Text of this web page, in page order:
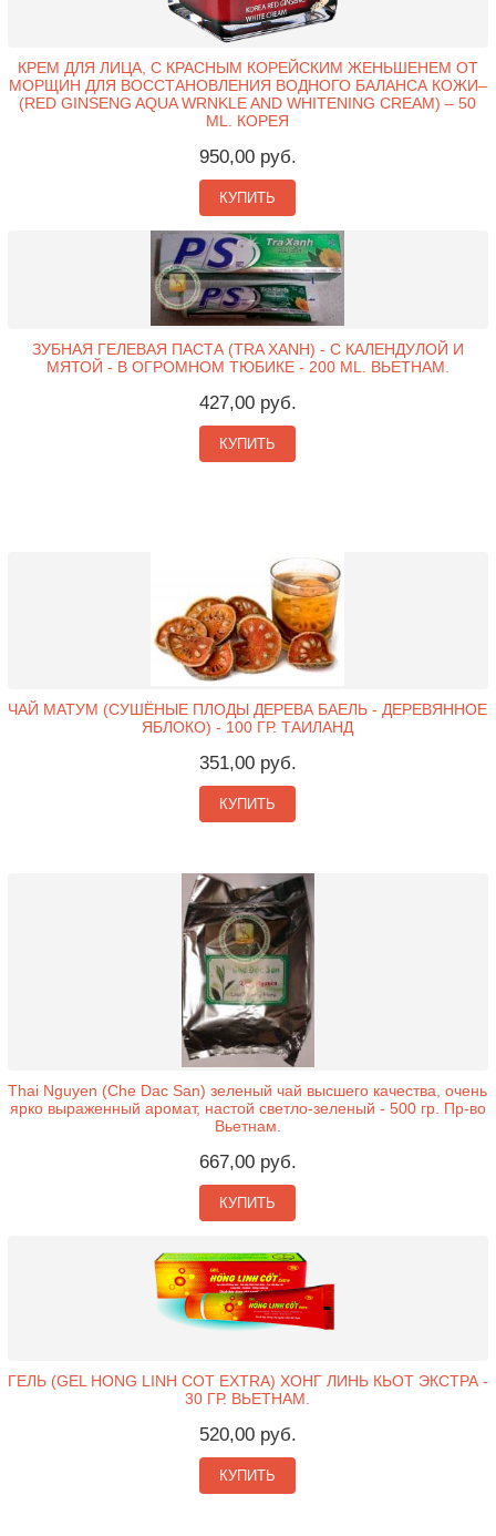
КРЕМ ДЛЯ ЛИЦА, С КРАСНЫМ КОРЕЙСКИМ ЖЕНЬШЕНЕМ ОТ
МОРЩИН ДЛЯ ВОССТАНОВЛЕНИЯ ВОДНОГО БАЛАНСА КОЖИ–
(RED GINSENG AQUA WRNKLE AND WHITENING CREAM) – 50
ML. КОРЕЯ
950,00 руб.
КУПИТЬ
ЗУБНАЯ ГЕЛЕВАЯ ПАСТА (TRA XANH) - С КАЛЕНДУЛОЙ И
МЯТОЙ - В ОГРОМНОМ ТЮБИКЕ - 200 ML. ВЬЕТНАМ.
427,00 руб.
КУПИТЬ
ЧАЙ МАТУМ (СУШЁНЫЕ ПЛОДЫ ДЕРЕВА БАЕЛЬ - ДЕРЕВЯННОЕ
ЯБЛОКО) - 100 ГР. ТАИЛАНД
351,00 руб.
КУПИТЬ
Thai Nguyen (Che Dac San) зеленый чай высшего качества, очень
ярко выраженный аромат, настой светло-зеленый - 500 гр. Пр-во
Вьетнам.
667,00 руб.
КУПИТЬ
ГЕЛЬ (GEL HONG LINH COT EXTRA) ХОНГ ЛИНЬ КЬОТ ЭКСТРА -
30 ГР. ВЬЕТНАМ.
520,00 руб.
КУПИТЬ